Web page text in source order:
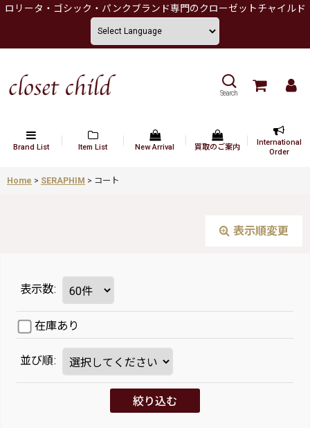
ロリータ・ゴシック・パンクブランド専門のクローゼットチャイルド
Search
Brand List Item List New Arrival 買取のご案内
International
Order
Home > SERAPHIM > コート
表示順変更
表示数:
在庫あり
並び順:
絞り込む